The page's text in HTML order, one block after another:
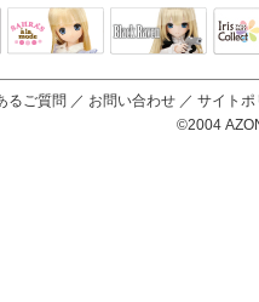
るご質問 ／ お問い合わせ ／ サイトポ
©2004